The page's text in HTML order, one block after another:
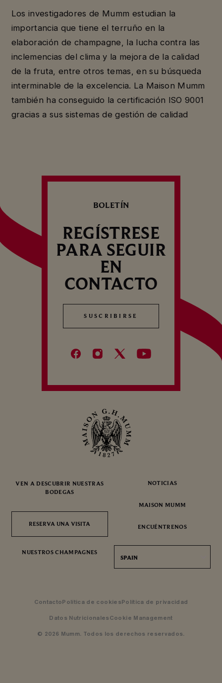
Los investigadores de Mumm estudian la
importancia que tiene el terruño en la
elaboración de champagne, la lucha contra las
inclemencias del clima y la mejora de la calidad
de la fruta, entre otros temas, en su búsqueda
interminable de la excelencia. La Maison Mumm
también ha conseguido la certificación ISO 9001
gracias a sus sistemas de gestión de calidad
BOLETÍN
REGÍSTRESE
PARA SEGUIR
EN
CONTACTO
SUSCRIBIRSE
SUSCRIBIRSE
VEN A DESCUBRIR NUESTRAS
BODEGAS
RESERVA UNA VISITA
RESERVA UNA VISITA
NUESTROS CHAMPAGNES
NOTICIAS
MAISON MUMM
ENCUÉNTRENOS
SPAIN
ContactoPolítica de cookiesPolítica de privacidad
Datos Nutricionales Cookie Management
© 2026 Mumm. Todos los derechos reservados.